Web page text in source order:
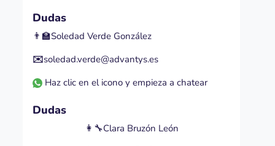
Dudas
👨‍🏫Soledad Verde González
✉️soledad.verde@advantys.es
Haz clic en el icono y empieza a chatear
Dudas
👩‍🔧Clara Bruzón León